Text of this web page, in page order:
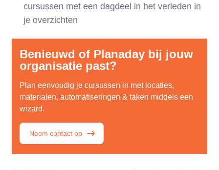
cursussen met een dagdeel in het verleden in
je overzichten
Benieuwd of Planaday bij jouw
organisatie past?
Plan eenvoudig je cursussen in met locaties,
materialen, automatiseringen & taken middels een
wizard.
Neem contact op